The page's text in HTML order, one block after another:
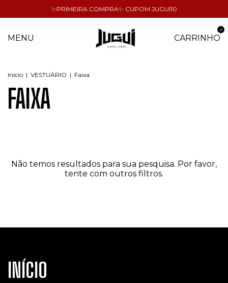
✨PRIMEIRA COMPRA✨ CUPOM JUGUI10
MENU CARRINHO
0
Início | VESTUÁRIO | Faixa
FAIXA
Não temos resultados para sua pesquisa. Por favor,
tente com outros filtros.
INÍCIO